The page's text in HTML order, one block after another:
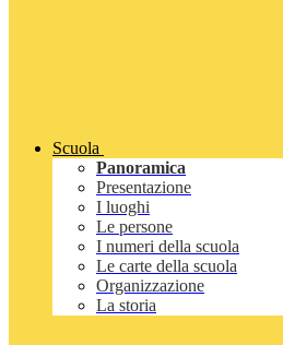
Scuola
Panoramica
Presentazione
I luoghi
Le persone
I numeri della scuola
Le carte della scuola
Organizzazione
La storia